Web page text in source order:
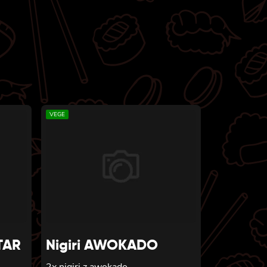
VEGE
Nigiri AWOKADO